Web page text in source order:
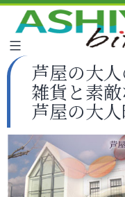
芦屋の大
雑貨と素
芦屋の大人